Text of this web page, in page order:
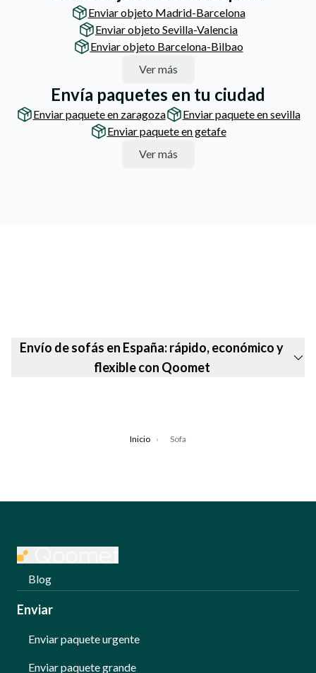
Enviar objeto Madrid-Barcelona
Enviar objeto Sevilla-Valencia
Enviar objeto Barcelona-Bilbao
Ver más
Envía paquetes en tu ciudad
Enviar paquete en zaragoza
Enviar paquete en sevilla
Enviar paquete en getafe
Ver más
Envío de sofás en España: rápido, económico y
flexible con Qoomet
Inicio › Sofa
Blog
Enviar
Enviar paquete urgente
Enviar paquete grande